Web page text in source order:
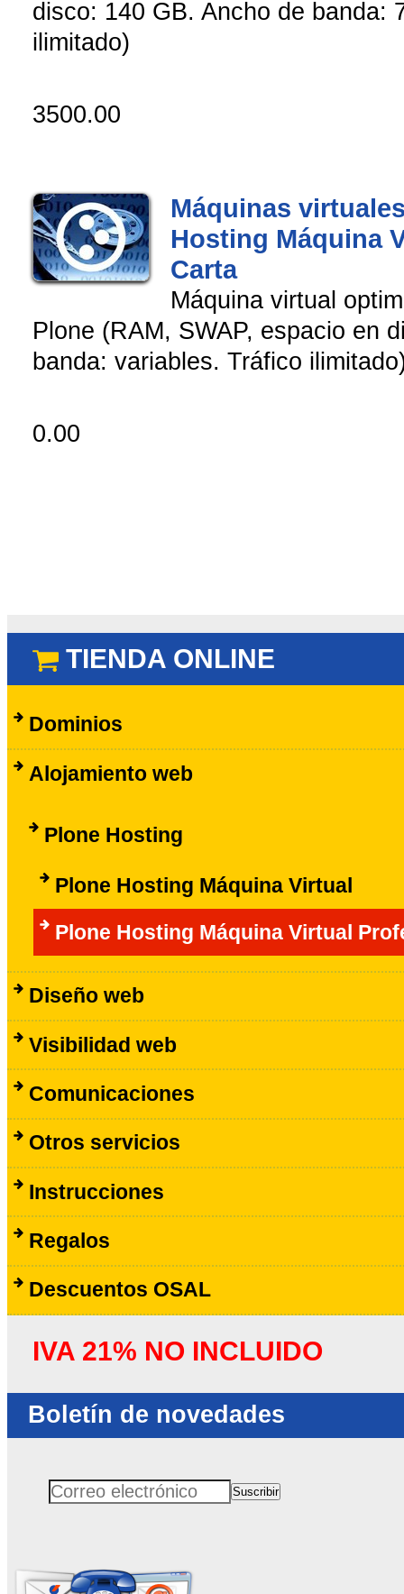
disco: 140 GB. Ancho de banda:
ilimitado)
3500.00
Máquinas
Hosting Máquina
Carta
Máquina virtual
Plone (RAM, SWAP, espacio en
banda: variables. Tráfico
0.00
TIENDA ONLINE
Dominios
Alojamiento web
Plone Hosting
Plone Hosting Máquina Virtual
Plone Hosting Máquina Virtual
Diseño web
Visibilidad web
Comunicaciones
Otros servicios
Instrucciones
Regalos
Descuentos OSAL
IVA 21% NO INCLUIDO
Boletín de novedades
Correo electrónicoSuscribir